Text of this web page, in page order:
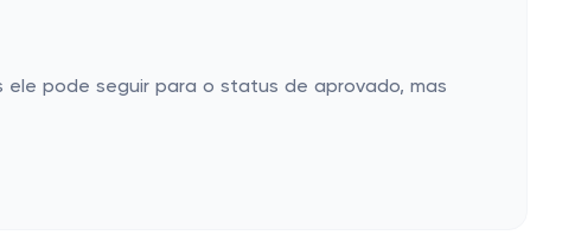
ele pode seguir para o status de aprovado, mas